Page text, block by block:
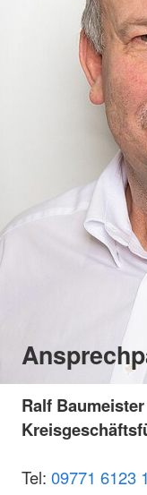
Ralf Baumeister
Tel: 09771 6123